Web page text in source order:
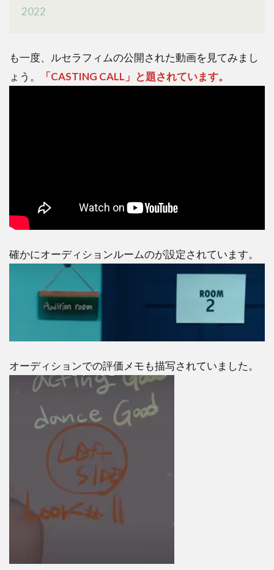
2022
も一度、ルセラフィムの公開された動画を見てみまし
ょう。
「CASTING CALL」と題されています。
確かにオーディションルームのが設定されています。
オーディションでの評価メモも描写されていました。